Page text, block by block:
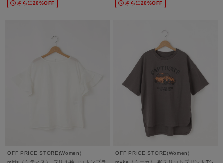
さらに20%OFF さらに20%OFF
OFF PRICE STORE(Women)
mitis（ミティス） フリル袖コットンブラ
OFF PRICE STORE(Women)
myke（ミーカ） 裾スリットプリントTシ